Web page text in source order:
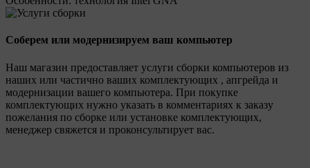
Соберем или модернизируем ваш компьютер
Наш магазин предоставляет услуги сборки компьютеров из
наших или частично ваших комплектующих , апгрейда и
модернизации вашего компьютера. При покупке
комплектующих нужно указать в комментариях к заказу
пожелания по сборке или установке комплектующих,
менеджер свяжется и проконсультирует вас.